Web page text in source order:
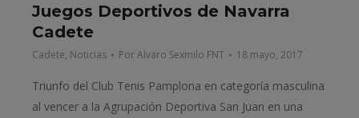
Juegos Deportivos de Navarra
Cadete
Cadete, Noticias PorAlvaro Sexmilo FNT 18 mayo, 2017
Triunfo del Club Tenis Pamplona en categoría masculina
al vencer a la Agrupación Deportiva San Juan en una